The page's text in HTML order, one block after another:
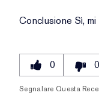
Conclusione Sì,
0 0
Segnalare Questa